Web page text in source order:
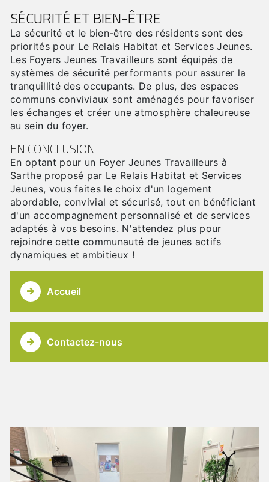
SÉCURITÉ ET BIEN-ÊTRE
La sécurité et le bien-être des résidents sont des
priorités pour Le Relais Habitat et Services Jeunes.
Les Foyers Jeunes Travailleurs sont équipés de
systèmes de sécurité performants pour assurer la
tranquillité des occupants. De plus, des espaces
communs conviviaux sont aménagés pour favoriser
les échanges et créer une atmosphère chaleureuse
au sein du foyer.
EN CONCLUSION
En optant pour un Foyer Jeunes Travailleurs à
Sarthe proposé par Le Relais Habitat et Services
Jeunes, vous faites le choix d'un logement
abordable, convivial et sécurisé, tout en bénéficiant
d'un accompagnement personnalisé et de services
adaptés à vos besoins. N'attendez plus pour
rejoindre cette communauté de jeunes actifs
dynamiques et ambitieux !
Accueil
Contactez-nous